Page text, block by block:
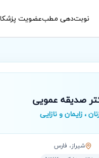
نوبت‌دهی مطبعضویت
صدیقه عمویی
، زایمان و نازایی
شيراز، فارس